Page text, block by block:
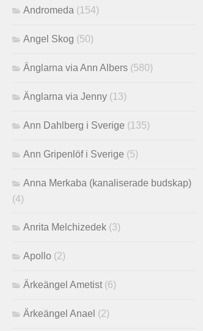
Andromeda (154)
Angel Skog (50)
Änglarna via Ann Albers (580)
Änglarna via Jenny (13)
Ann Dahlberg i Sverige (135)
Ann Gripenlöf i Sverige (5)
Anna Merkaba (kanaliserade budskap)
(4)
Anrita Melchizedek (3)
Apollo (2)
Ärkeängel Ametist (6)
Ärkeängel Anael (2)